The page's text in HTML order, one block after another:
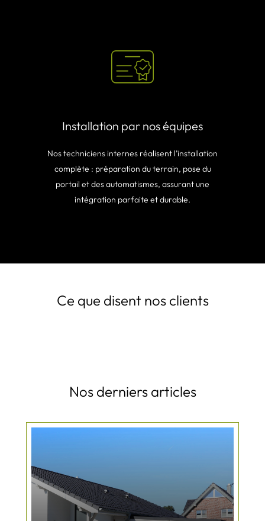
Installation par nos équipes
Nos techniciens internes réalisent l’installation
complète : préparation du terrain, pose du
portail et des automatismes, assurant une
intégration parfaite et durable.
Ce que disent nos clients
Nos derniers articles